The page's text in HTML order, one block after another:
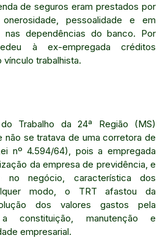
de seguros eram prestados por
pessoalidade e em
nas dependências do banco. Por
à ex-empregada créditos
vínculo trabalhista.
Trabalho da 24ª Região (MS)
não se tratava de uma corretora de
nº 4.594/64), pois a empregada
da empresa de previdência, e
no negócio, característica dos
modo, o TRT afastou da
dos valores gastos pela
constituição, manutenção e
empresarial.